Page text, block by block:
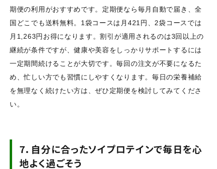
期便の利用がおすすめです。定期便なら毎月自動で届き、全
国どこでも送料無料。1袋コースは月421円、2袋コースでは
月1,263円お得になります。割引が適用されるのは3回以上の
継続が条件ですが、健康や美容をしっかりサポートするには
一定期間続けることが大切です。毎回の注文が不要になるた
め、忙しい方でも習慣にしやすくなります。毎日の栄養補給
を無理なく続けたい方は、ぜひ定期便を検討してみてくださ
い。
7. 自分に合ったソイプロテインで毎日を心
地よく過ごそう